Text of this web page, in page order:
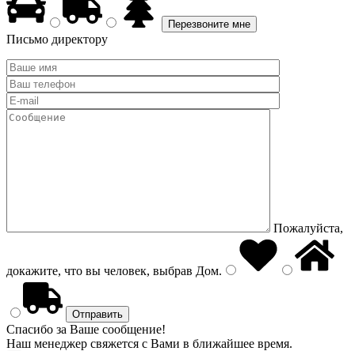
Письмо директору
Пожалуйста,
докажите, что вы человек, выбрав Дом.
Спасибо за Ваше сообщение!
Наш менеджер свяжется с Вами в ближайшее время.